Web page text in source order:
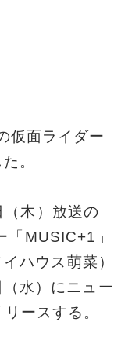
仮面ライダー
。
木）放送の
「MUSIC+1」
ハウス萌菜）
水）にニュー
ースする。